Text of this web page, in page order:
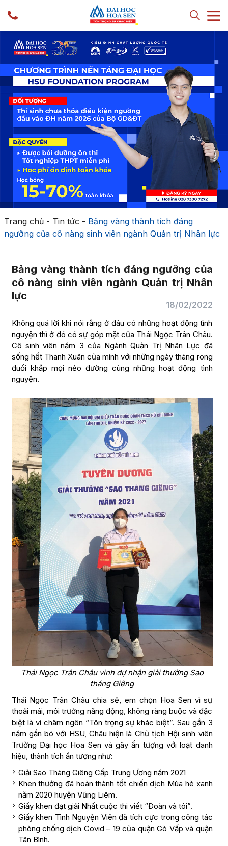
Trang chủ- Tin tức - Bảng vàng thành tích đáng
ngưỡng của cô nàng sinh viên ngành Quản trị Nhân lực
Bảng vàng thành tích đáng ngưỡng của
cô nàng sinh viên ngành Quản trị Nhân
lực
18/02/2022
Không quá lời khi nói rằng ở đâu có những hoạt động tình
nguyện thì ở đó có sự góp mặt của Thái Ngọc Trân Châu.
Cô sinh viên năm 3 của Ngành Quản Trị Nhân Lực đã
sống hết Thanh Xuân của mình với những ngày tháng rong
đuổi khắp mọi nẻo đường cùng những hoạt động tình
nguyện.
Thái Ngọc Trân Châu vinh dự nhận giải thưởng Sao
tháng Giêng
Thái Ngọc Trân Châu chia sẻ, em chọn Hoa Sen vì sự
thoải mái, môi trường năng động, không ràng buộc và đặc
biệt là vì châm ngôn “Tôn trọng sự khác biệt”. Sau gần 3
năm gắn bó với HSU, Châu hiện là Chủ tịch Hội sinh viên
Trường Đại học Hoa Sen và gây ấn tượng với loạt danh
hiệu, thành tích ấn tượng như:
Giải Sao Tháng Giêng Cấp Trung Ương năm 2021
Khen thưởng đã hoàn thành tốt chiến dịch Mùa hè xanh
năm 2020 huyện Vũng Liêm.
Giấy khen đạt giải Nhất cuộc thi viết “Đoàn và tôi”.
Giấy khen Tình Nguyện Viên đã tích cực trong công tác
phòng chống dịch Covid – 19 của quận Gò Vấp và quận
Tân Bình.